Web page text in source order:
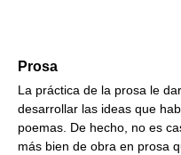
Prosa
La práctica de la prosa le
desarrollar las ideas que
poemas. De hecho, no es
más bien de obra en prosa